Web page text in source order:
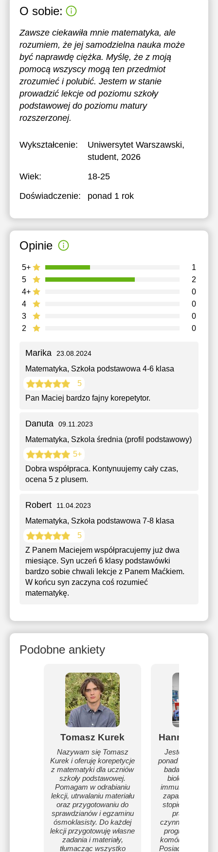
O sobie:
Zawsze ciekawiła mnie matematyka, ale
rozumiem, że jej samodzielna nauka może
być naprawdę ciężka. Myślę, że z moją
pomocą wszyscy mogą ten przedmiot
zrozumieć i polubić. Jestem w stanie
prowadzić lekcje od poziomu szkoły
podstawowej do poziomu matury
rozszerzonej.
Wykształcenie: Uniwersytet Warszawski,
student, 2026
Wiek:
18-25
Doświadczenie:
ponad 1 rok
Opinie
2 0
3 0
4 0
4+ 0
5 2
5+ 1
Marika 23.08.2024
Matematyka, Szkoła podstawowa 4-6 klasa
5
Pan Maciej bardzo fajny korepetytor.
Danuta 09.11.2023
Matematyka, Szkola średnia (profil podstawowy)
5+
Dobra współpraca. Kontynuujemy cały czas,
ocena 5 z plusem.
Robert 11.04.2023
Matematyka, Szkoła podstawowa 7-8 klasa
5
Z Panem Maciejem współpracujemy już dwa
miesiące. Syn uczeń 6 klasy podstawówki
bardzo sobie chwali lekcje z Panem Maćkiem.
W końcu syn zaczyna coś rozumieć
matematykę.
Podobne ankiety
Tomasz Kurek
Nazywam się Tomasz
Kurek i oferuję korepetycje
z matematyki dla uczniów
szkoły podstawowej.
Pomagam w odrabianiu
lekcji, utrwalaniu materiału
oraz przygotowaniu do
sprawdzianów i egzaminu
ósmoklasisty. Do każdej
lekcji przygotowuję własne
zadania i materiały,
tłumacząc wszystko
Hanna
Jestem
ponad 10 letnim
badaniach w
biologii
immunologii oraz
zapalnych.
stopień doktora
pracy
czynników które
programowaną
komórki w
Posiadam